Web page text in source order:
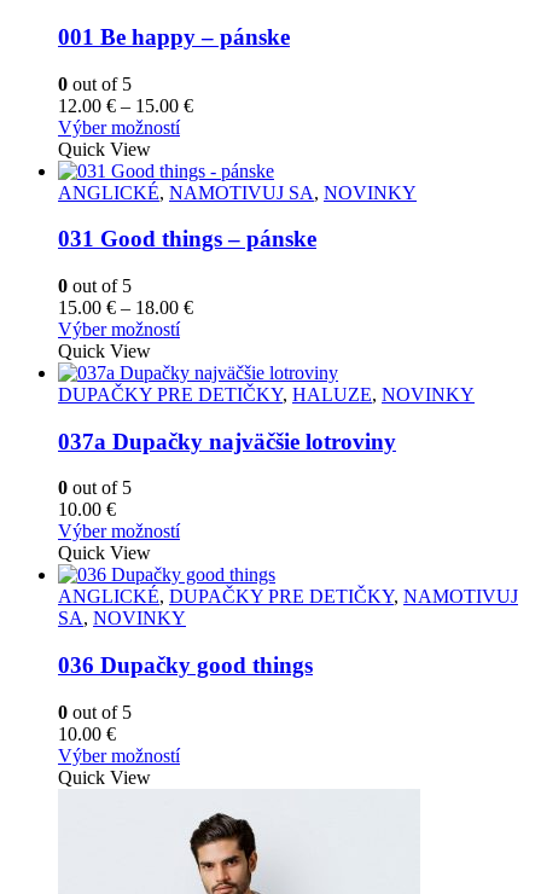
001 Be happy – pánske
0 out of 5
12.00 € – 15.00 €Price
through
15.00 €
Výber možnostíTento
má
viacero
Možnosti
vybrať
na
stránke
produktu.
Quick View
ANGLICKÉ, NAMOTIVUJ SA, NOVINKY
031 Good things – pánske
0 out of 5
15.00 € – 18.00 €Price
through
18.00 €
Výber možnostíTento
má
viacero
Možnosti
si
na
stránke
produktu.
Quick View
DUPAČKY PRE DETIČKY, HALUZE, NOVINKY
037a Dupačky najväčšie lotroviny
0 out of 5
10.00 €
Výber možnostíTento
má
viacero
variantov.
si
môžete
stránke
produktu.
Quick View
ANGLICKÉ, DUPAČKY PRE DETIČKY, NAMOTIVUJ
SA, NOVINKY
036 Dupačky good things
0 out of 5
10.00 €
Výber možnostíTento
viacero
variantov.
Možnosti
Quick View